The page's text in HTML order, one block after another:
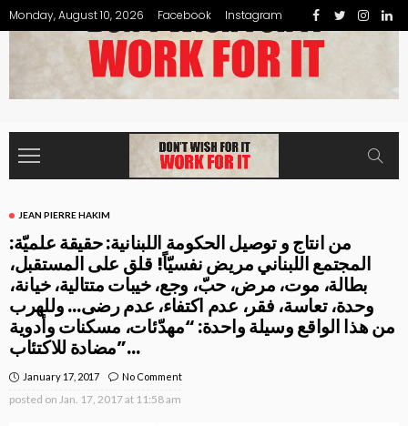
Monday, August 10, 2026 Facebook Instagram
JEAN PIERRE HAKIM
من انتاج و توصيل الحكومة اللبنانية: حقيقة علميّة:
المجتمع اللبناني مريض نفسيّاً! قلق على المستقبل،
بطالة، موت، مرض، حبّ، وجع، خيبات متتالية، خيانة،
وحدة، تعاسة، فقر، عدم اكتفاء، عدم رضى… وللهرب
من هذا الواقع وسيلة واحدة: “مهدّئات، مسكنات وأدوية
مضادة للاكتئاب”…
January 17, 2017 No Comment
posted on Jan. 17, 2017 at 11:58 am